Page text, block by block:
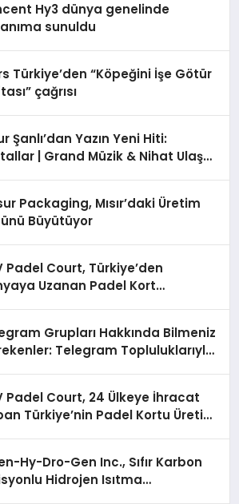
Hy3 dünya genelinde
sunuldu
Türkiye’den “Köpeğini İşe Götür
çağrısı
Şanlı’dan Yazın Yeni Hiti:
| Grand Müzik & Nihat Ulaş
Packaging, Mısır’daki Üretim
Büyütüyor
Padel Court, Türkiye’den
Uzanan Padel Kort
Grupları Hakkında Bilmeniz
Telegram Topluluklarıyla
Padel Court, 24 Ülkeye İhracat
Türkiye’nin Padel Kortu Üretim
Hy-Dro-Gen Inc., Sıfır Karbon
Hidrojen Isıtma